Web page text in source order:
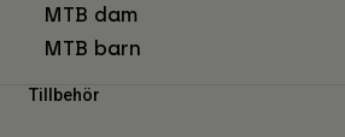
MTB dam
MTB barn
Tillbehör